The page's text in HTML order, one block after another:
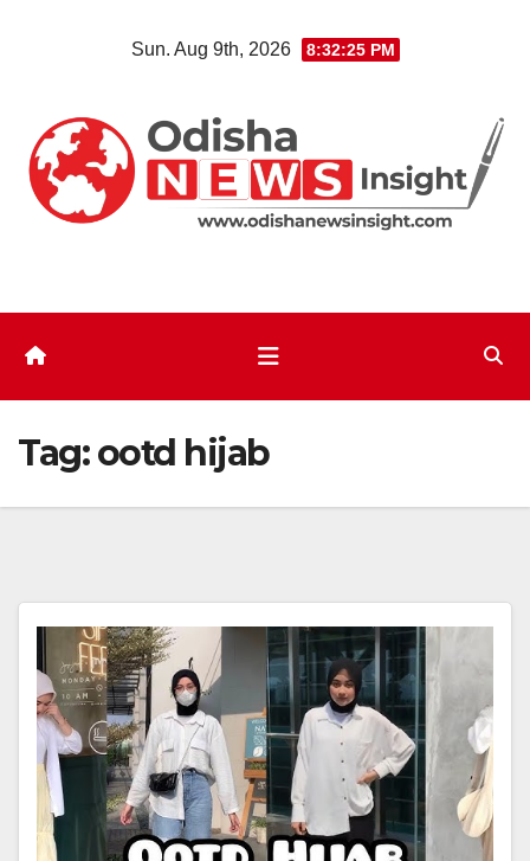
Sun. Aug 9th, 2026 8:32:26 PM
Tag:ootd hijab